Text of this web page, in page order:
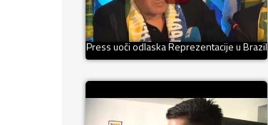
Press uoči odlaska Reprezentacije u Brazil